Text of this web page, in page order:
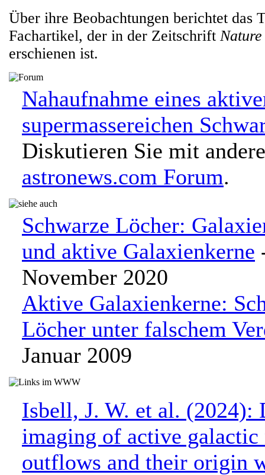
Über ihre Beobachtungen berichtet das
Fachartikel, der in der Zeitschrift
erschienen ist.
Nahaufnahme eines
supermassereichen
Diskutieren Sie mit
astronews.com Forum.
Schwarze Löcher:
und aktive Galaxienkerne
November 2020
Aktive Galaxienkerne:
Löcher unter falschem
Januar 2009
Isbell, J. W. et al. (2024):
imaging of active galactic
outflows and their origin